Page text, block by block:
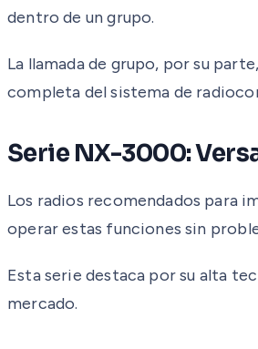
dentro de un grupo.
La llamada de grupo, por su
completa del sistema de
Serie NX-3000:
Los radios recomendados para
operar estas funciones sin
Esta serie destaca por su alta
mercado.